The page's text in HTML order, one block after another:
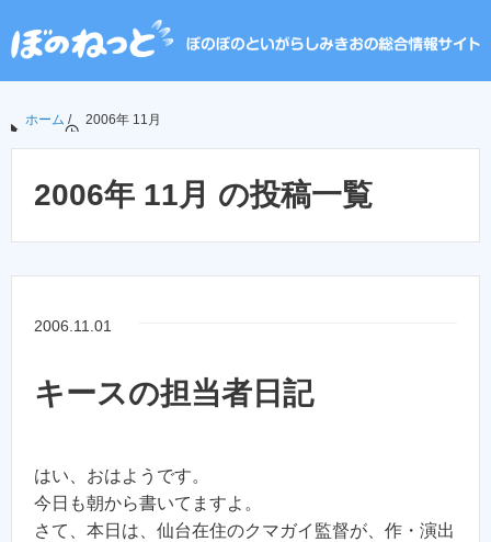
ホーム / 2006年 11月
2006年 11月 の投稿一覧
2006.11.01
キースの担当者日記
はい、おはようです。
今日も朝から書いてますよ。
さて、本日は、仙台在住のクマガイ監督が、作・演出